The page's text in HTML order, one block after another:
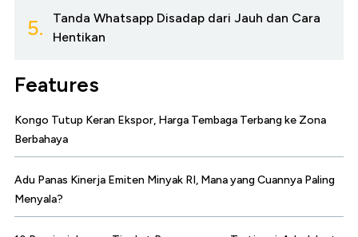
5.
Tanda Whatsapp Disadap dari Jauh dan Cara
Hentikan
Features
Kongo Tutup Keran Ekspor, Harga Tembaga Terbang ke Zona
Berbahaya
Adu Panas Kinerja Emiten Minyak RI, Mana yang Cuannya Paling
Menyala?